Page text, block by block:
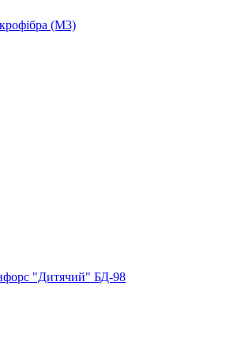
(М3)
"Дитячий" БД-98